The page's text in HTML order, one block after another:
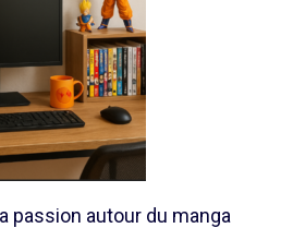
passion autour du manga